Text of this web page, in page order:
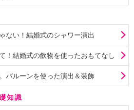
ない！結婚式のシャワー演出
！結婚式の飲物を使ったおもてなし
バルーンを使った演出＆装飾
知識